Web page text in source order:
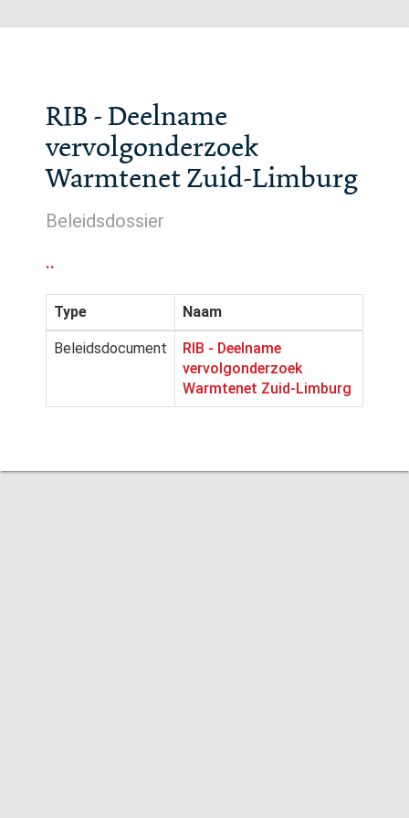
RIB - Deelname
vervolgonderzoek
Warmtenet Zuid-Limburg
Beleidsdossier
..
Type Naam
Beleidsdocument
RIB - Deelname
vervolgonderzoek
Warmtenet Zuid-Limburg